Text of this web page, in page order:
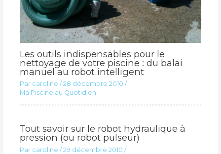
Les outils indispensables pour le
nettoyage de votre piscine : du balai
manuel au robot intelligent
Par caroline /28 décembre 2010 /
Ma Piscine au Quotidien
Tout savoir sur le robot hydraulique à
pression (ou robot pulseur)
Par caroline /29 décembre 2010 /